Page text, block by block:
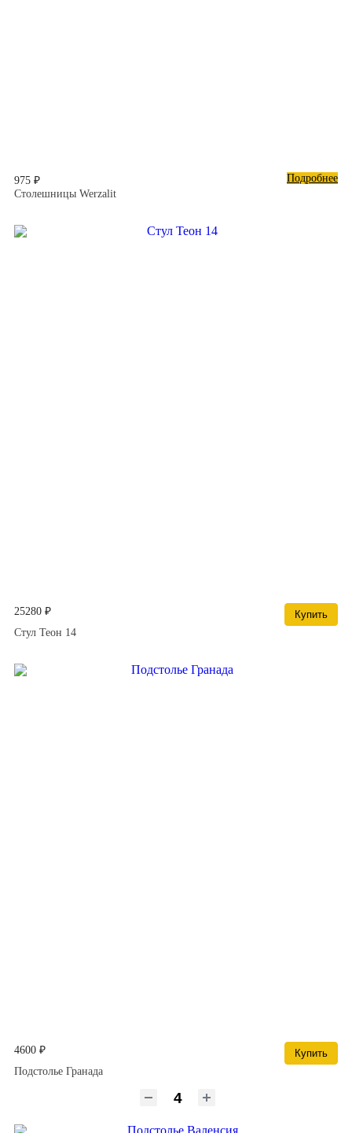
975 ₽
Подробнее
Столешницы Werzalit
25280 ₽
Купить
Стул Теон 14
4600 ₽
Купить
Подстолье Гранада